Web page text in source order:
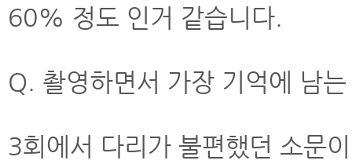
60% 정도 인거 같습니다.
Q. 촬영하면서 가장 기억에 남
3회에서 다리가 불편했던 소문